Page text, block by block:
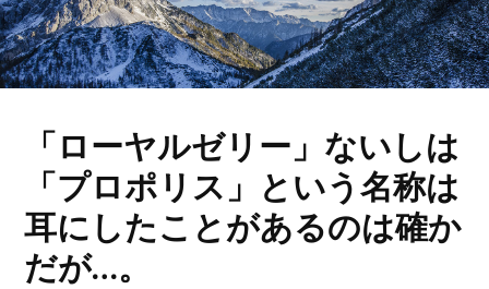
「ローヤルゼリー」ないしは
「プロポリス」という名称は
耳にしたことがあるのは確か
だが…。